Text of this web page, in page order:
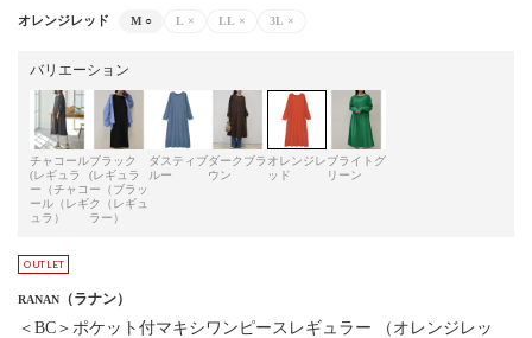
オレンジレッド M ○ L × LL × 3L ×
バリエーション
チャコール
(レギュラ
ー（チャコ
ール（レギ
ュラ）
ブラック
(レギュラ
ー（ブラッ
ク（レギュ
ラー）
ダスティブ
ルー
ダークブラ
ウン
オレンジレ
ッド
ブライトグ
リーン
RANAN （ラナン）
＜BC＞ポケット付マキシワンピースレギュラー （オレンジレッ